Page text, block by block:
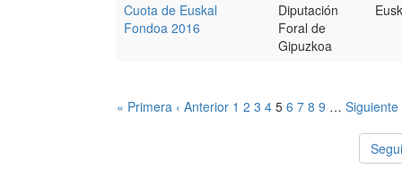
Cuota de Euskal
Fondoa 2016
Diputación
Foral de
Gipuzkoa
« Primera ‹ Anterior 1 2 3 4 5 6 7 8 9 … Siguiente